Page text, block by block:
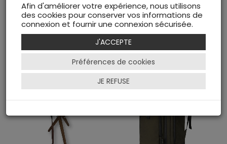
NEW
Filtrer
Afin d'améliorer votre expérience, nous utilisons
des cookies pour conserver vos informations de
connexion et fournir une connexion sécurisée.
J'ACCEPTE
Préférences de cookies
JE REFUSE